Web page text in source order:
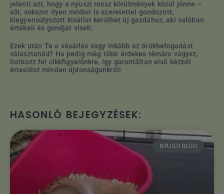
jelenti azt, hogy a nyuszi rossz körülmények közül jönne –
sőt, sokszor ilyen módon is szeretettel gondozott,
kiegyensúlyozott kisállat kerülhet új gazdához, aki valóban
értékeli és gondját viseli.
Ezek után Te a vásárlás vagy inkább az örökbefogadást
választanád? Ha pedig még több érdekes témára vágysz,
iratkozz fel cikkfigyelőnkre, így garantáltan első kézből
értesülsz minden újdonságunkról!
HASONLÓ BEJEGYZÉSEK:
NYUSZI BLOG